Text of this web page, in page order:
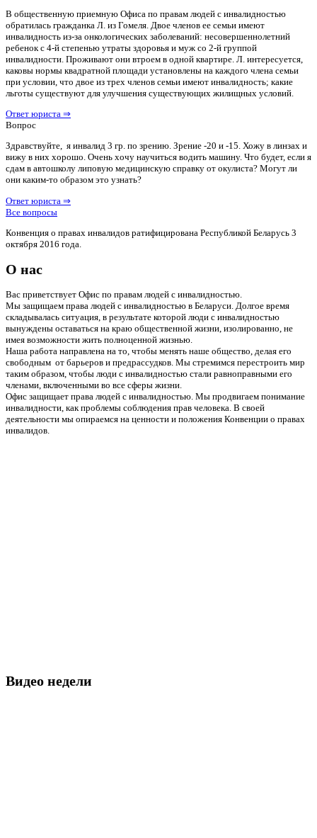
В общественную приемную Офиса по правам людей с инвалидностью
обратилась гражданка Л. из Гомеля. Двое членов ее семьи имеют
инвалидность из-за онкологических заболеваний: несовершеннолетний
ребенок с 4-й степенью утраты здоровья и муж со 2-й группой
инвалидности. Проживают они втроем в одной квартире. Л. интересуется,
каковы нормы квадратной площади установлены на каждого члена семьи
при условии, что двое из трех членов семьи имеют инвалидность; какие
льготы существуют для улучшения существующих жилищных условий.
Ответ юриста ⇒
Вопрос
Здравствуйте, я инвалид 3 гр. по зрению. Зрение -20 и -15. Хожу в линзах и
вижу в них хорошо. Очень хочу научиться водить машину. Что будет, если я
сдам в автошколу липовую медицинскую справку от окулиста? Могут ли
они каким-то образом это узнать?
Ответ юриста ⇒
Все вопросы
Конвенция о правах инвалидов ратифицирована Республикой Беларусь 3
октября 2016 года.
О нас
Вас приветствует Офис по правам людей с инвалидностью.
Мы защищаем права людей с инвалидностью в Беларуси. Долгое время
складывалась ситуация, в результате которой люди с инвалидностью
вынуждены оставаться на краю общественной жизни, изолированно, не
имея возможности жить полноценной жизнью.
Наша работа направлена на то, чтобы менять наше общество, делая его
свободным от барьеров и предрассудков. Мы стремимся перестроить мир
таким образом, чтобы люди с инвалидностью стали равноправными его
членами, включенными во все сферы жизни.
Офис защищает права людей с инвалидностью. Мы продвигаем понимание
инвалидности, как проблемы соблюдения прав человека. В своей
деятельности мы опираемся на ценности и положения Конвенции о правах
инвалидов.
Видео недели